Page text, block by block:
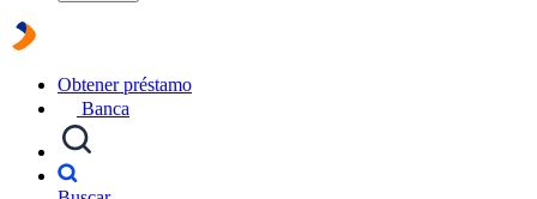
Obtener préstamo
Banca